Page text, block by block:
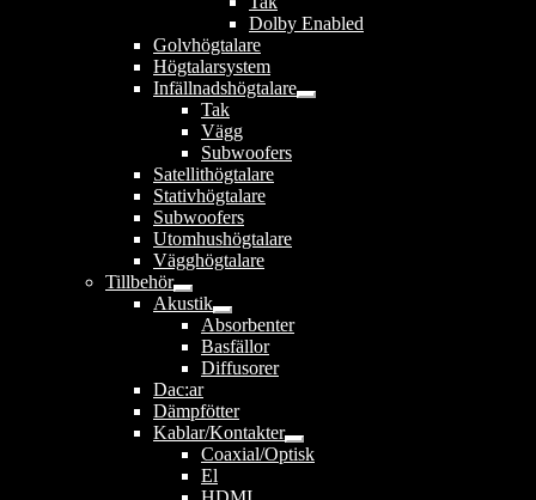
undermeny
Dolby Enabled
Golvhögtalare
Högtalarsystem
Infällnadshögtalare
Expandera
Tak
Vägg
Subwoofers
Satellithögtalare
Stativhögtalare
Subwoofers
Utomhushögtalare
Vägghögtalare
Tillbehör
Expandera
undermeny
Akustik
Expandera
undermeny
Absorbenter
Basfällor
Diffusorer
Dac:ar
Dämpfötter
Kablar/Kontakter
Expandera
undermeny
Coaxial/Optisk
El